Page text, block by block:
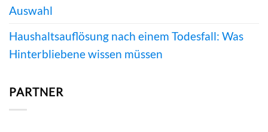
Auswahl
Haushaltsauflösung nach einem Todesfall: Was
Hinterbliebene wissen müssen
PARTNER